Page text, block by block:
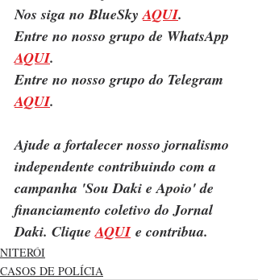
Nos siga no BlueSky AQUI.
Entre no nosso grupo de WhatsApp
AQUI.
Entre no nosso grupo do Telegram
AQUI.
Ajude a fortalecer nosso jornalismo
independente contribuindo com a
campanha 'Sou Daki e Apoio' de
financiamento coletivo do Jornal
Daki. Clique AQUI e contribua.
NITERÓI
CASOS DE POLÍCIA